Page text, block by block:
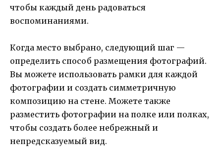
чтобы каждый день радоваться
воспоминаниями.
Когда место выбрано, следующий шаг —
определить способ размещения фотографий.
Вы можете использовать рамки для каждой
фотографии и создать симметричную
композицию на стене. Можете также
разместить фотографии на полке или полках,
чтобы создать более небрежный и
непредсказуемый вид.